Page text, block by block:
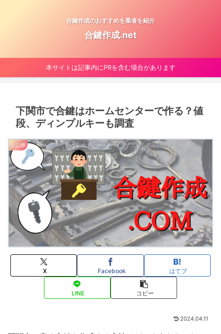
合鍵作成のおすすめを業者を紹介
合鍵作成.net
本サイトは記事内にPRを含む場合があります
下関市で合鍵はホームセンターで作る？値
段、ディンプルキーも調査
山口県
X Facebook はてブ
LINE コピー
2024.04.11